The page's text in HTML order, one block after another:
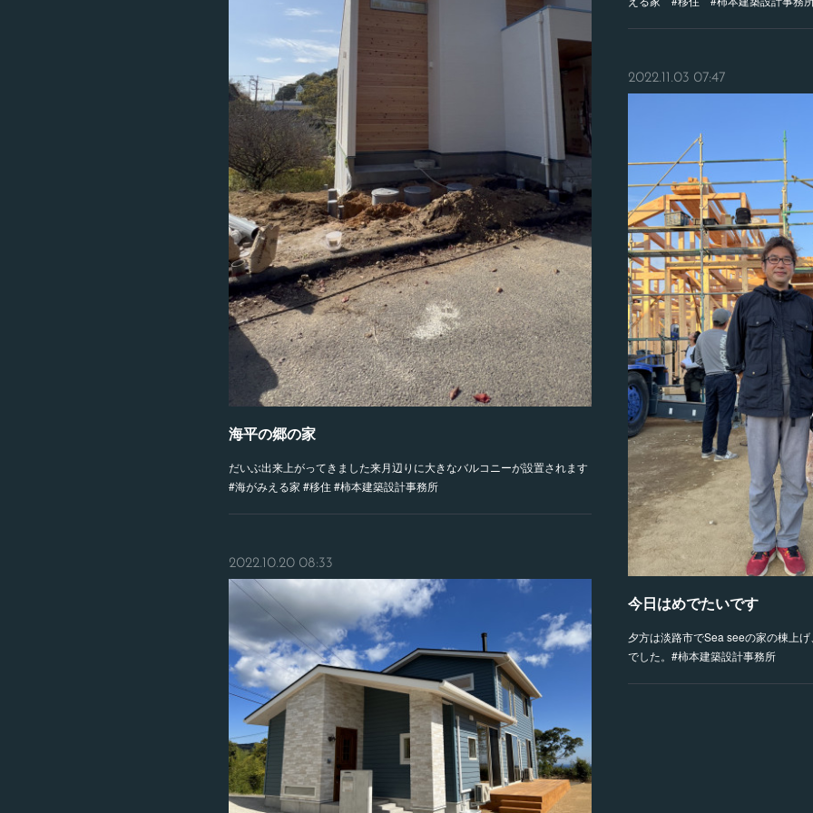
海平の郷の家
だいぶ出来上がってきました来月辺りに大きなバルコニーが設置されます
#海がみえる家 #移住 #柿本建築設計事務所
2022.11.03 07:47
今日はめでたいです
夕方は淡路市でSea seeの家の棟上
でした。#柿本建築設計事務所
2022.10.20 08:33